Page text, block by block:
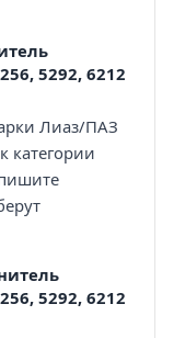
5292, 6212
Лиаз/ПАЗ
категории
5292, 6212